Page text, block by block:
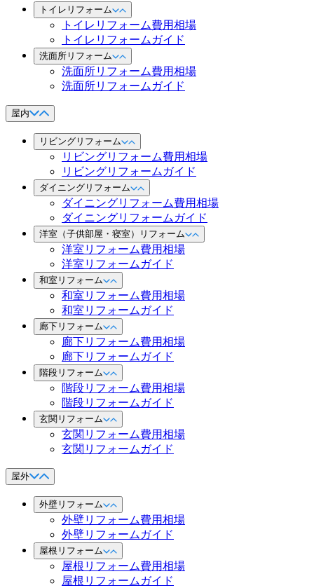
トイレリフォーム
トイレリフォーム費用相場
トイレリフォームガイド
洗面所リフォーム
洗面所リフォーム費用相場
洗面所リフォームガイド
屋内
リビングリフォーム
リビングリフォーム費用相場
リビングリフォームガイド
ダイニングリフォーム
ダイニングリフォーム費用相場
ダイニングリフォームガイド
洋室（子供部屋・寝室）リフォーム
洋室リフォーム費用相場
洋室リフォームガイド
和室リフォーム
和室リフォーム費用相場
和室リフォームガイド
廊下リフォーム
廊下リフォーム費用相場
廊下リフォームガイド
階段リフォーム
階段リフォーム費用相場
階段リフォームガイド
玄関リフォーム
玄関リフォーム費用相場
玄関リフォームガイド
屋外
外壁リフォーム
外壁リフォーム費用相場
外壁リフォームガイド
屋根リフォーム
屋根リフォーム費用相場
屋根リフォームガイド